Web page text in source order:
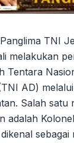
Panglima TNI
melakukan
Tentara
AD)
Salah satu
adalah
sebagai